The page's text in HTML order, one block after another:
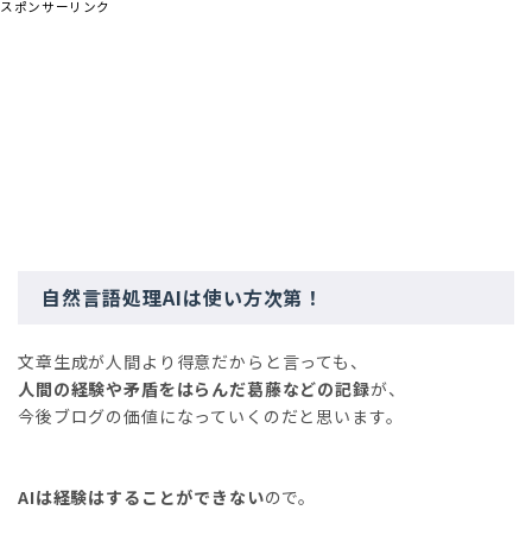
スポンサーリンク
自然言語処理AIは使い方次第！
文章生成が人間より得意だからと言っても、
人間の経験や矛盾をはらんだ葛藤などの記録が、
今後ブログの価値になっていくのだと思います。
AIは経験はすることができないので。